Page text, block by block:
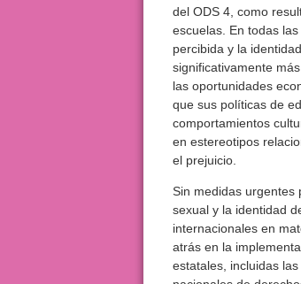
del ODS 4, como
escuelas. En todas
percibida y la
significativamente
las oportunidades
que sus políticas de
comportamientos
en estereotipos
el prejuicio.
Sin medidas urgentes
sexual y la identidad
internacionales en
atrás en la
estatales, incluidas